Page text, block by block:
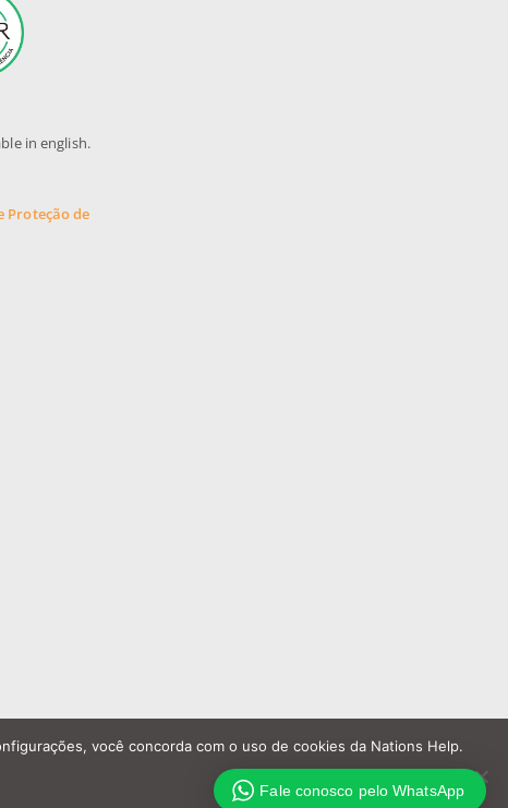
in english.
Proteção de
você concorda com o uso de cookies da Nations Help.
Fale conosco pelo WhatsApp